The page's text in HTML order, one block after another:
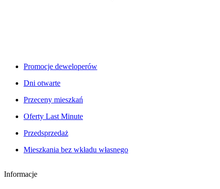
Promocje deweloperów
Dni otwarte
Przeceny mieszkań
Oferty Last Minute
Przedsprzedaż
Mieszkania bez wkładu własnego
Informacje